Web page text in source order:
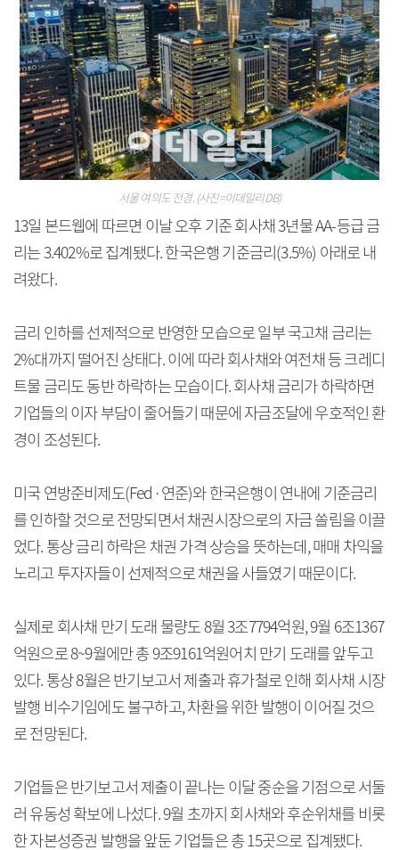
서울 여의도 전경. (사진=이데일리DB)
13일 본드웹에 따르면 이날 오후 기준 회사채 3년물 AA-등급 금
리는 3.402%로 집계됐다. 한국은행 기준금리(3.5%) 아래로 내
려왔다.
금리 인하를 선제적으로 반영한 모습으로 일부 국고채 금리는
2%대까지 떨어진 상태다. 이에 따라 회사채와 여전채 등 크레디
트물 금리도 동반 하락하는 모습이다. 회사채 금리가 하락하면
기업들의 이자 부담이 줄어들기 때문에 자금조달에 우호적인 환
경이 조성된다.
미국 연방준비제도(Fed·연준)와 한국은행이 연내에 기준금리
를 인하할 것으로 전망되면서 채권시장으로의 자금 쏠림을 이끌
었다. 통상 금리 하락은 채권 가격 상승을 뜻하는데, 매매 차익을
노리고 투자자들이 선제적으로 채권을 사들였기 때문이다.
실제로 회사채 만기 도래 물량도 8월 3조7794억원, 9월 6조1367
억원으로 8~9월에만 총 9조9161억원어치 만기 도래를 앞두고
있다. 통상 8월은 반기보고서 제출과 휴가철로 인해 회사채 시장
발행 비수기임에도 불구하고, 차환을 위한 발행이 이어질 것으
로 전망된다.
기업들은 반기보고서 제출이 끝나는 이달 중순을 기점으로 서둘
러 유동성 확보에 나섰다. 9월 초까지 회사채와 후순위채를 비롯
한 자본성증권 발행을 앞둔 기업들은 총 15곳으로 집계됐다.